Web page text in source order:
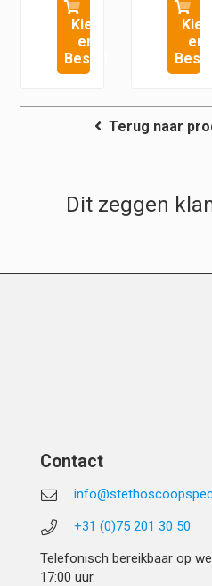
Kies
en
Bestel
Kies
en
Bestel
Terug naar
Dit zeggen
Contact
+31 (0)75 201 30 50
Telefonisch bereikbaar op
17:00 uur.